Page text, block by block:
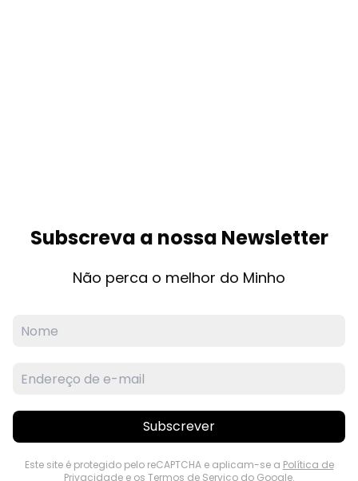
Subscreva a nossa Newsletter
Não perca o melhor do Minho
Subscrever
Este site é protegido pelo reCAPTCHA e aplicam-se a Política de
Privacidadee os Termos de Serviçodo Google.